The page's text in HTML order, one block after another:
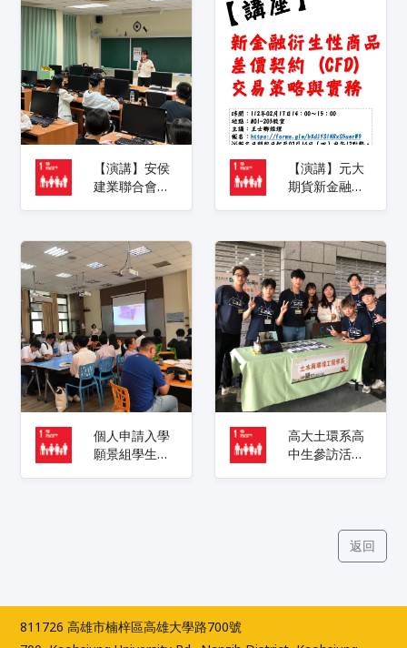
【演講】安侯
建業聯合會計
【演講】元大
期貨新金融衍
易策略與實務
個人申請入學
願景組學生面
高大土環系高
中生參訪活動
返回
811726 高雄市楠梓區高雄大學路700號